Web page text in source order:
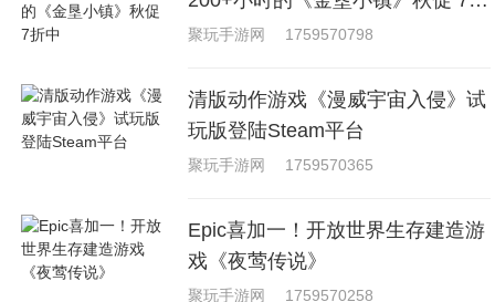
中
聚玩手游网 1759570798
清版动作游戏《漫威宇宙入侵》试
玩版登陆Steam平台
聚玩手游网 1759570365
Epic喜加一！开放世界生存建造游
戏《夜莺传说》
聚玩手游网 1759570258